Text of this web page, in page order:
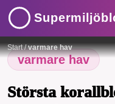
OMRÅDEN
MILJÖFAKTA
Start/varmare hav
varmare hav
Största